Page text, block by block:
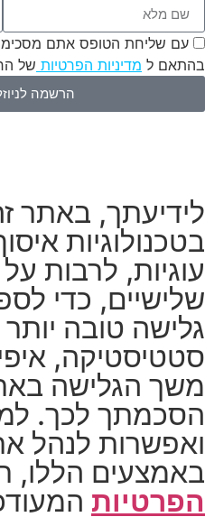
עם שליחת הטופס אתם
בהתאם ל מדיניות הפרטיות של
הרשמה
לידיעתך, באתר
בטכנולוגיות
עוגיות, לרבות
שלישיים, כדי
גלישה טובה
סטטיסטיקה,
משך הגלישה
הסכמתך לכך.
ואפשרות לנהל
באמצעים הללו,
הפרטיות